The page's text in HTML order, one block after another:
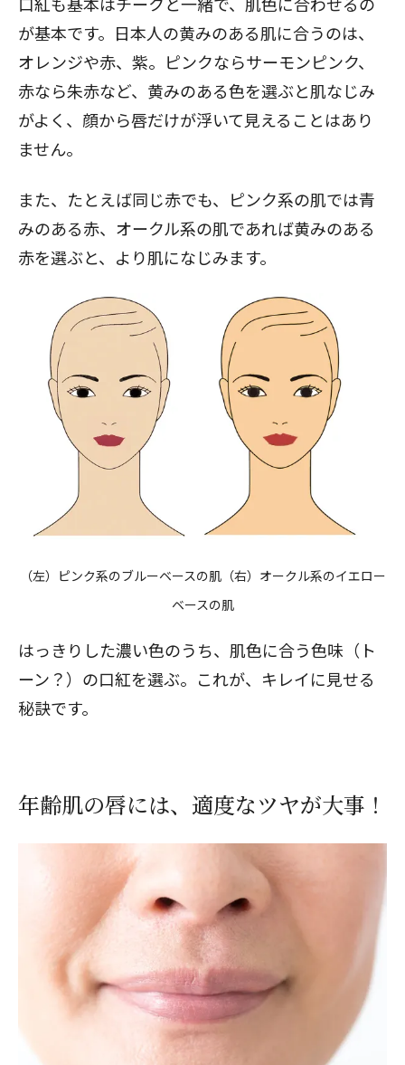
が基本です。日本人の黄みのある肌に合うのは、
オレンジや赤、紫。ピンクならサーモンピンク、
赤なら朱赤など、黄みのある色を選ぶと肌なじみ
がよく、顔から唇だけが浮いて見えることはあり
ません。
また、たとえば同じ赤でも、ピンク系の肌では青
みのある赤、オークル系の肌であれば黄みのある
赤を選ぶと、より肌になじみます。
（左）ピンク系のブルーベースの肌（右）オークル系のイエロー
ベースの肌
はっきりした濃い色のうち、肌色に合う色味（ト
ーン？）の口紅を選ぶ。これが、キレイに見せる
秘訣です。
年齢肌の唇には、適度なツヤが大事！